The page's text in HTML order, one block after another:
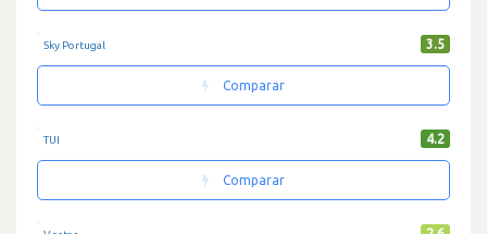
Sky Portugal 3.5
Comparar
TUI 4.2
Comparar